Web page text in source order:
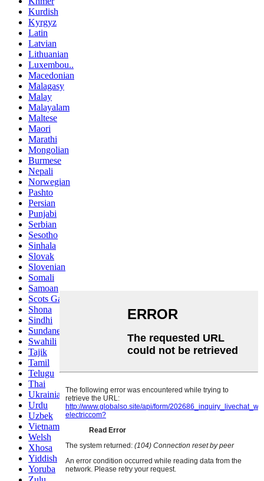
Kurdish
Kyrgyz
Latin
Latvian
Lithuanian
Luxembou..
Macedonian
Malagasy
Malay
Malayalam
Maltese
Maori
Marathi
Mongolian
Burmese
Nepali
Norwegian
Pashto
Persian
Punjabi
Serbian
Sesotho
Sinhala
Slovak
Slovenian
Somali
Samoan
Scots Gaelic
Shona
Sindhi
Sundanese
Swahili
Tajik
Tamil
Telugu
Thai
Ukrainian
Urdu
Uzbek
Vietnamese
Welsh
Xhosa
Yiddish
Yoruba